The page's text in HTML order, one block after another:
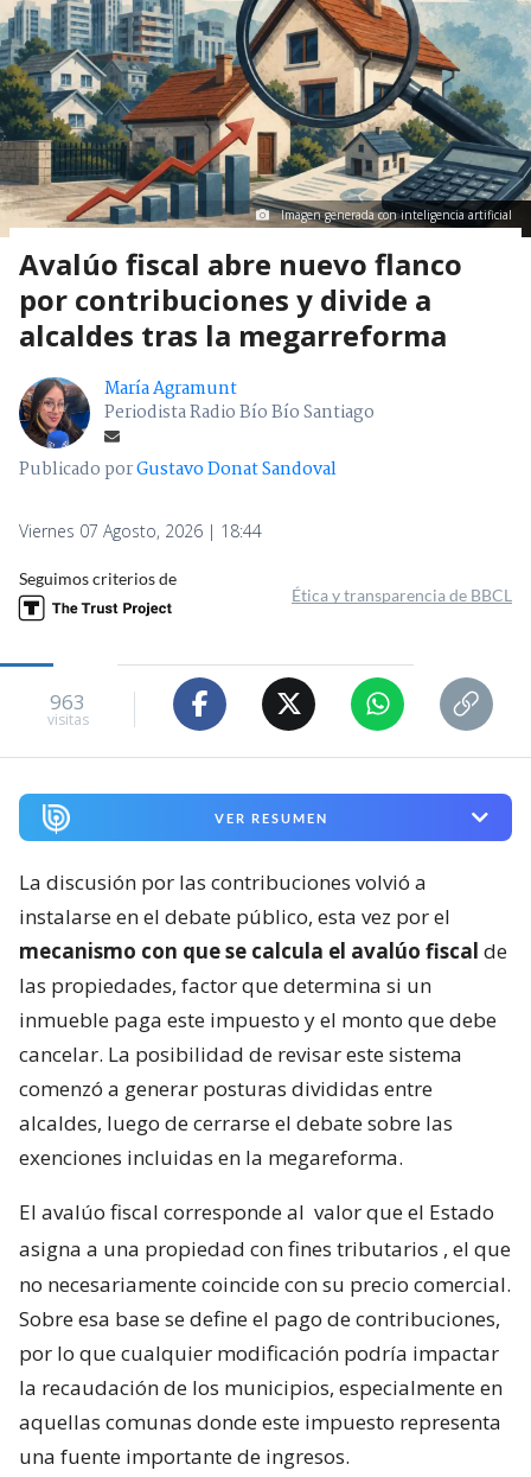
Imagen generada con inteligencia artificial
Avalúo fiscal abre nuevo flanco
por contribuciones y divide a
alcaldes tras la megarreforma
María Agramunt
Periodista Radio Bío Bío Santiago
Publicado porGustavo Donat Sandoval
Viernes 07 Agosto, 2026 | 18:44
Seguimos criterios de
Ética y transparencia de BBCL
963
visitas
VER RESUMEN
La discusión por las contribuciones volvió a
instalarse en el debate público, esta vez por el
mecanismo con que se calcula el avalúo fiscal de
las propiedades, factor que determina si un
inmueble paga este impuesto y el monto que debe
cancelar. La posibilidad de revisar este sistema
comenzó a generar posturas divididas entre
alcaldes, luego de cerrarse el debate sobre las
exenciones incluidas en la megareforma.
El avalúo fiscal corresponde al valor que el Estado
asigna a una propiedad con fines tributarios , el que
no necesariamente coincide con su precio comercial.
Sobre esa base se define el pago de contribuciones,
por lo que cualquier modificación podría impactar
la recaudación de los municipios, especialmente en
aquellas comunas donde este impuesto representa
una fuente importante de ingresos.